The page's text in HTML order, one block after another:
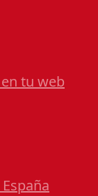
tu web